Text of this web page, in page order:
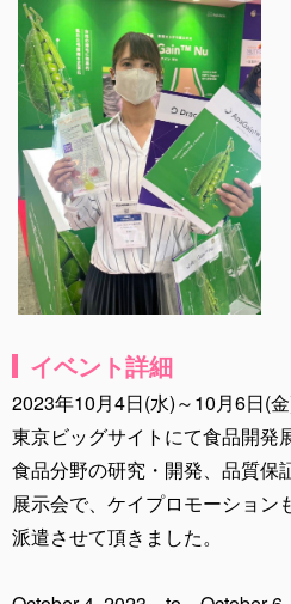
イベント詳細
2023年10月4日(水)～10月6日(
東京ビッグサイトにて食品開発
食品分野の研究・開発、品質保
展示会で、ケイプロモーション
派遣させて頂きました。